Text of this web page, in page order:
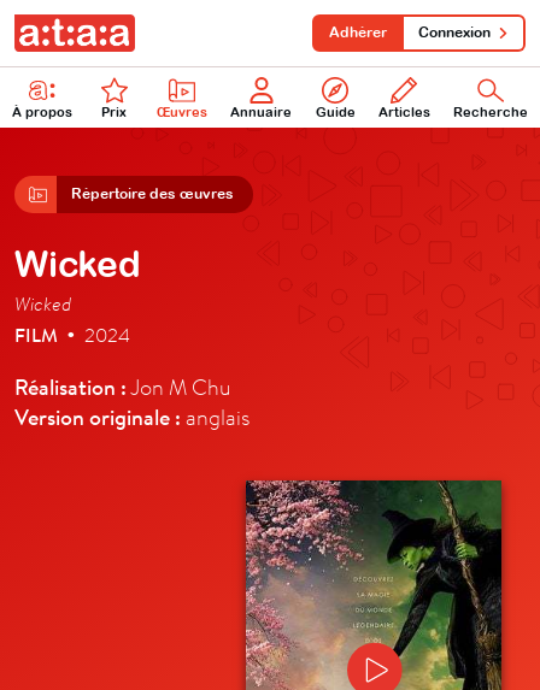
À propos Prix Œuvres Annuaire Guide Articles Recherche
Adhérer Connexion
Répertoire des œuvres
Wicked
Wicked
FILM • 2024
Réalisation :Jon M Chu
Version originale : anglais